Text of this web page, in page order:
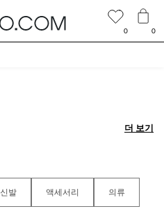
더 보기
더 보기
신발 액세서리 의류
0 0